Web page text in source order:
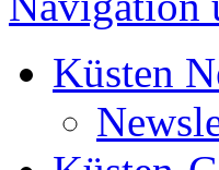
Küsten